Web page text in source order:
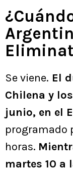
Se viene. El
Chilena y
junio, en el
programado
horas.
martes 10 a